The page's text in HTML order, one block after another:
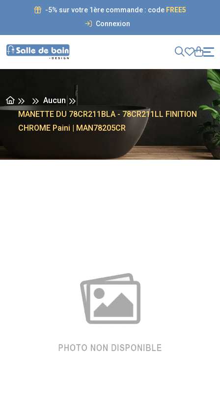
-5% sur votre 1ère commande : code FREE5
Connexion
Aucun
MANETTE DU 78CR211BLA - 78CR211LL FINITION
CHROME Paini | MAN78205CR